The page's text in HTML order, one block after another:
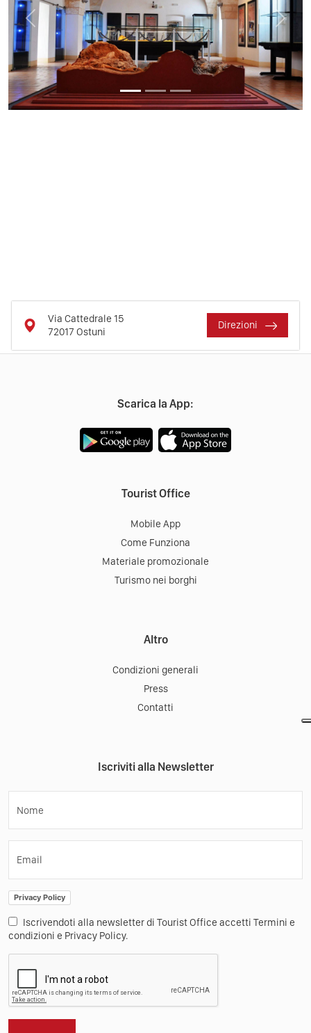
Previous Next
Via Cattedrale 15
72017 Ostuni
Direzioni
Scarica la App:
Tourist Office
Mobile App
Come Funziona
Materiale promozionale
Turismo nei borghi
Altro
Condizioni generali
Press
Contatti
Iscriviti alla Newsletter
Nome
Email
Privacy Policy
Iscrivendoti alla newsletter di Tourist Office accetti Termini e
condizioni e Privacy Policy.